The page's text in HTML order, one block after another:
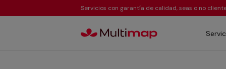
Servicios con garantía de calidad, seas o no cliente